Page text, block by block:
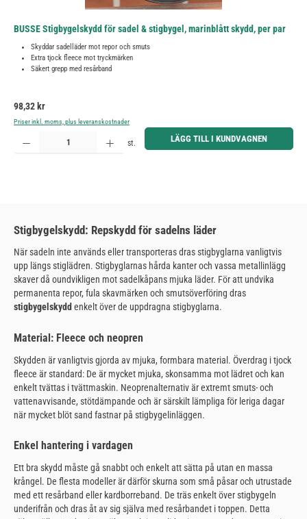
BUSSE Stigbygelskydd för sadel & stigbygel, marinblått skydd, per par
Skyddar sadelläder mot repor och smuts
Extra tjock fleece mot tryckmärken
Säkert grepp med resårband
Ordinarie pris:
98,32 kr
Priser inkl. moms, plus leveranskostnader
Produktkvantitet: Ange önskat belopp eller använd knapparna för att öka eller minska kvantiteten.
st. LÄGG TILL I KUNDVAGNEN
Stigbygelskydd: Repskydd för sadelns läder
När sadeln inte används eller transporteras dras stigbyglarna vanligtvis
upp längs stiglädren. Stigbyglarnas hårda kanter och vassa metallinlägg
skaver då oundvikligen mot sadelkåpans mjuka läder. För att undvika
permanenta repor, fula skavmärken och smutsöverföring dras
stigbygelskydd enkelt över de uppdragna stigbyglarna.
Material: Fleece och neopren
Skydden är vanligtvis gjorda av mjuka, formbara material. Överdrag i tjock
fleece är standard: De är mycket mjuka, skonsamma mot lädret och kan
enkelt tvättas i tvättmaskin. Neoprenalternativ är extremt smuts- och
vattenavvisande, stötdämpande och är särskilt lämpliga för leriga dagar
när mycket blöt sand fastnar på stigbygelinläggen.
Enkel hantering i vardagen
Ett bra skydd måste gå snabbt och enkelt att sätta på utan en massa
krångel. De flesta modeller är därför skurna som små påsar och utrustade
med ett resårband eller kardborreband. De träs enkelt över stigbygeln
underifrån och dras åt av sig själva med resårbandet i toppen. Detta